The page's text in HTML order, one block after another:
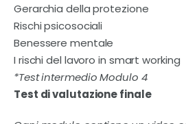
Gerarchia della protezione
Rischi psicosociali
Benessere mentale
I rischi del lavoro in smart working
*Test intermedio Modulo 4
Test di valutazione finale